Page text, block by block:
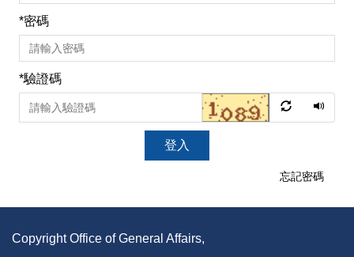
*密碼
*驗證碼
登入
忘記密碼
Copyright Office of General Affairs,